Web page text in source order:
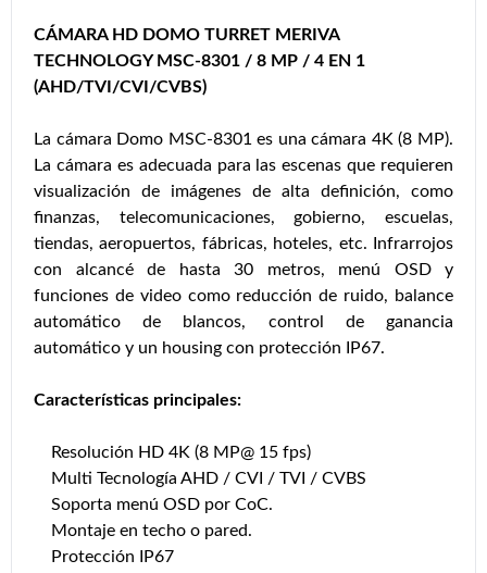
CÁMARA HD DOMO TURRET MERIVA
TECHNOLOGY MSC-8301 / 8 MP / 4 EN 1
(AHD/TVI/CVI/CVBS)
La cámara Domo MSC-8301 es una cámara 4K (8 MP).
La cámara es adecuada para las escenas que requieren
visualización de imágenes de alta definición, como
finanzas, telecomunicaciones, gobierno, escuelas,
tiendas, aeropuertos, fábricas, hoteles, etc. Infrarrojos
con alcancé de hasta 30 metros, menú OSD y
funciones de video como reducción de ruido, balance
automático de blancos, control de ganancia
automático y un housing con protección IP67.
Características principales:
Resolución HD 4K (8 MP@ 15 fps)
Multi Tecnología AHD / CVI / TVI / CVBS
Soporta menú OSD por CoC.
Montaje en techo o pared.
Protección IP67